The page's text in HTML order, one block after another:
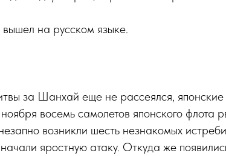
на русском языке.
за Шанхай еще не рассеялся,
восемь самолетов японского флота
возникли шесть незнакомых
яростную атаку. Откуда же